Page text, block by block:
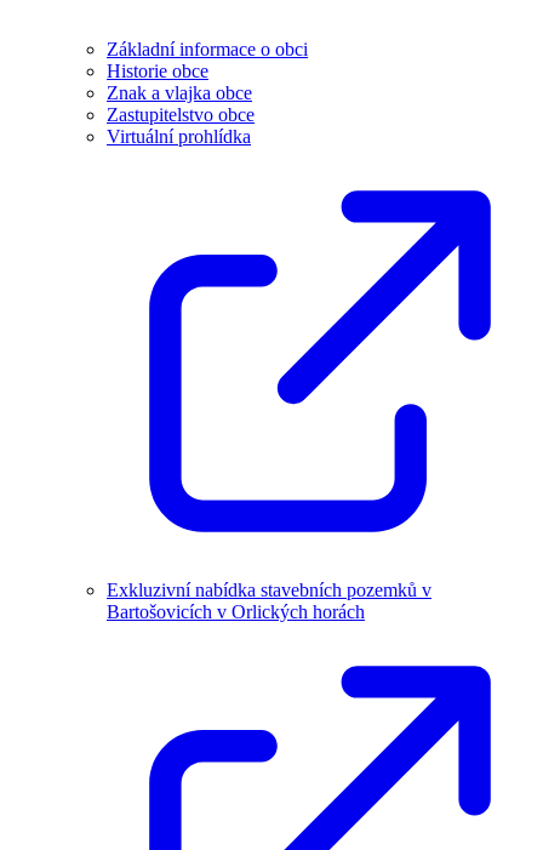
Základní informace o obci
Historie obce
Znak a vlajka obce
Zastupitelstvo obce
Virtuální prohlídka
Exkluzivní nabídka stavebních pozemků v
Bartošovicích v Orlických horách